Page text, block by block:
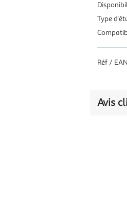
Type
Réf /
Avis